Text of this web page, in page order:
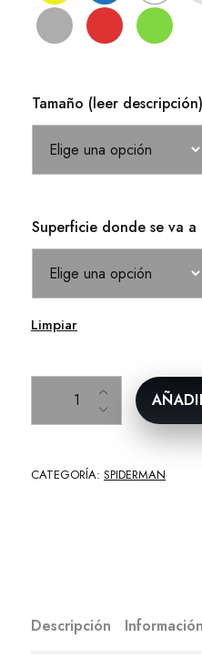
Tamaño (leer descripción)
Superficie donde se va a
Limpiar
Spiderman cantidad
CATEGORÍA: SPIDERMAN
Descripción